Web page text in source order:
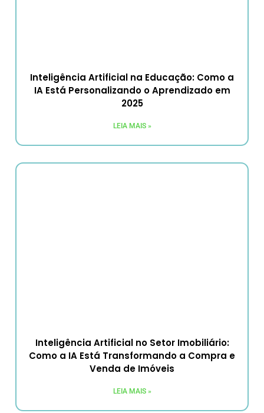
Inteligência Artificial na Educação: Como a
IA Está Personalizando o Aprendizado em
2025
LEIA MAIS »
Inteligência Artificial no Setor Imobiliário:
Como a IA Está Transformando a Compra e
Venda de Imóveis
LEIA MAIS »